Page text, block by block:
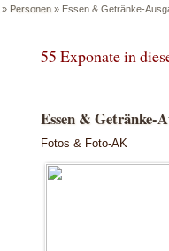
» Personen » Essen & Getränke-
55 Exponate in
Essen & Getränke-
Fotos & Foto-AK